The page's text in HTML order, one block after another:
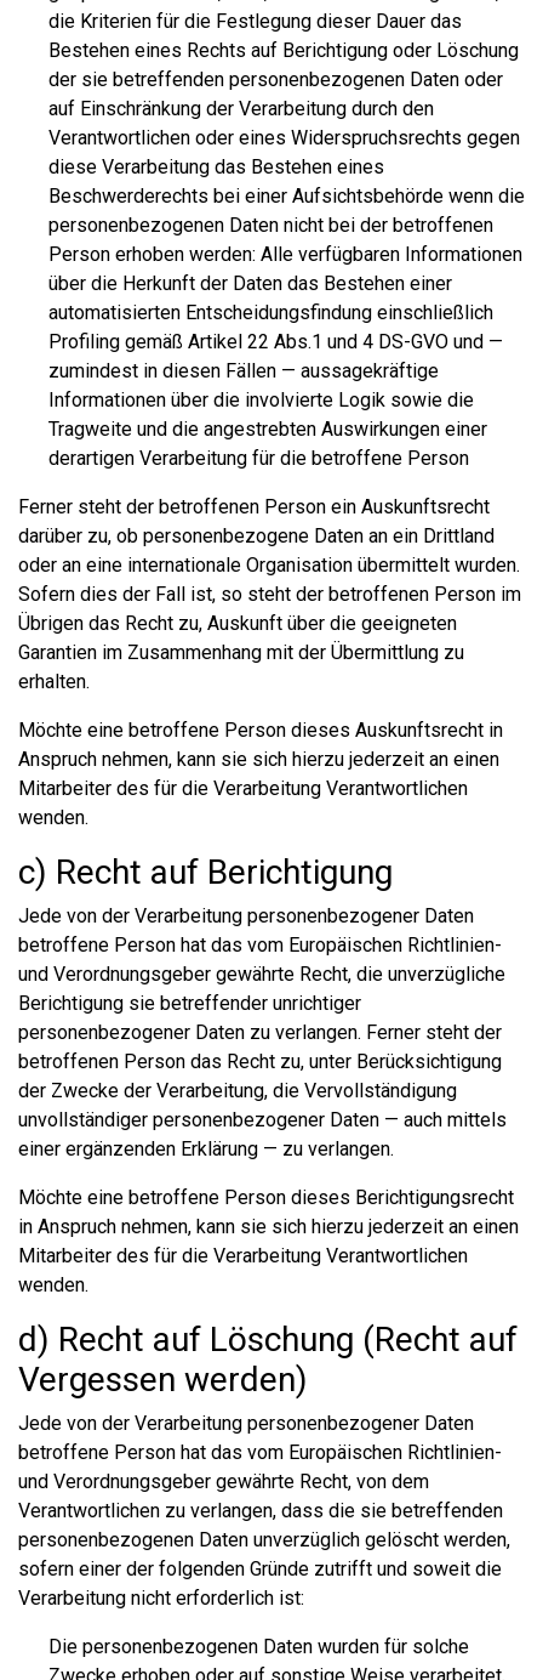
die Kriterien für die Festlegung dieser Dauer das
Bestehen eines Rechts auf Berichtigung oder Löschung
der sie betreffenden personenbezogenen Daten oder
auf Einschränkung der Verarbeitung durch den
Verantwortlichen oder eines Widerspruchsrechts gegen
diese Verarbeitung das Bestehen eines
Beschwerderechts bei einer Aufsichtsbehörde wenn die
personenbezogenen Daten nicht bei der betroffenen
Person erhoben werden: Alle verfügbaren Informationen
über die Herkunft der Daten das Bestehen einer
automatisierten Entscheidungsfindung einschließlich
Profiling gemäß Artikel 22 Abs.1 und 4 DS-GVO und —
zumindest in diesen Fällen — aussagekräftige
Informationen über die involvierte Logik sowie die
Tragweite und die angestrebten Auswirkungen einer
derartigen Verarbeitung für die betroffene Person
Ferner steht der betroffenen Person ein Auskunftsrecht
darüber zu, ob personenbezogene Daten an ein Drittland
oder an eine internationale Organisation übermittelt wurden.
Sofern dies der Fall ist, so steht der betroffenen Person im
Übrigen das Recht zu, Auskunft über die geeigneten
Garantien im Zusammenhang mit der Übermittlung zu
erhalten.
Möchte eine betroffene Person dieses Auskunftsrecht in
Anspruch nehmen, kann sie sich hierzu jederzeit an einen
Mitarbeiter des für die Verarbeitung Verantwortlichen
wenden.
c) Recht auf Berichtigung
Jede von der Verarbeitung personenbezogener Daten
betroffene Person hat das vom Europäischen Richtlinien-
und Verordnungsgeber gewährte Recht, die unverzügliche
Berichtigung sie betreffender unrichtiger
personenbezogener Daten zu verlangen. Ferner steht der
betroffenen Person das Recht zu, unter Berücksichtigung
der Zwecke der Verarbeitung, die Vervollständigung
unvollständiger personenbezogener Daten — auch mittels
einer ergänzenden Erklärung — zu verlangen.
Möchte eine betroffene Person dieses Berichtigungsrecht
in Anspruch nehmen, kann sie sich hierzu jederzeit an einen
Mitarbeiter des für die Verarbeitung Verantwortlichen
wenden.
d) Recht auf Löschung (Recht auf
Vergessen werden)
Jede von der Verarbeitung personenbezogener Daten
betroffene Person hat das vom Europäischen Richtlinien-
und Verordnungsgeber gewährte Recht, von dem
Verantwortlichen zu verlangen, dass die sie betreffenden
personenbezogenen Daten unverzüglich gelöscht werden,
sofern einer der folgenden Gründe zutrifft und soweit die
Verarbeitung nicht erforderlich ist:
Die personenbezogenen Daten wurden für solche
Zwecke erhoben oder auf sonstige Weise verarbeitet,